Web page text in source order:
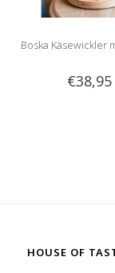
Boska Käsewickler
€38,95
HOUSE OF